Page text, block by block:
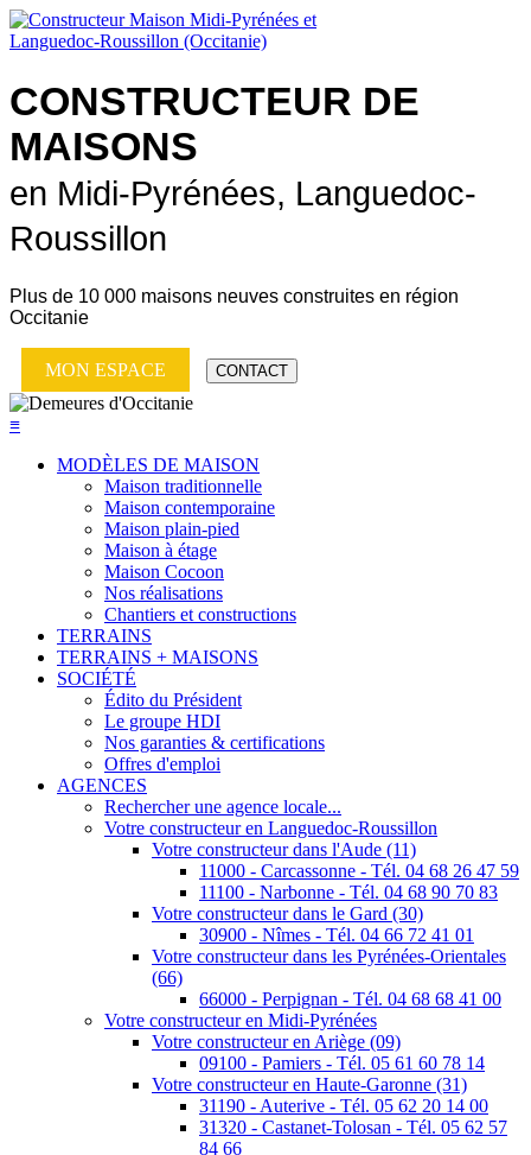
CONSTRUCTEUR DE
MAISONS
en Midi-Pyrénées, Languedoc-
Roussillon
Plus de 10 000 maisons neuves construites en région
Occitanie
MON ESPACE CONTACT
≡
MODÈLES DE MAISON
Maison traditionnelle
Maison contemporaine
Maison plain-pied
Maison à étage
Maison Cocoon
Nos réalisations
Chantiers et constructions
TERRAINS
TERRAINS + MAISONS
SOCIÉTÉ
Édito du Président
Le groupe HDI
Nos garanties & certifications
Offres d'emploi
AGENCES
Rechercher une agence locale...
Votre constructeur en Languedoc-Roussillon
Votre constructeur dans l'Aude (11)
11000 - Carcassonne - Tél. 04 68 26 47 59
11100 - Narbonne - Tél. 04 68 90 70 83
Votre constructeur dans le Gard (30)
30900 - Nîmes - Tél. 04 66 72 41 01
Votre constructeur dans les Pyrénées-Orientales
(66)
66000 - Perpignan - Tél. 04 68 68 41 00
Votre constructeur en Midi-Pyrénées
Votre constructeur en Ariège (09)
09100 - Pamiers - Tél. 05 61 60 78 14
Votre constructeur en Haute-Garonne (31)
31190 - Auterive - Tél. 05 62 20 14 00
31320 - Castanet-Tolosan - Tél. 05 62 57
84 66